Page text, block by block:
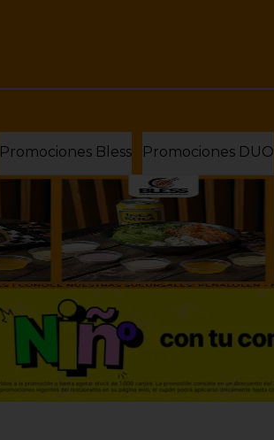
Promociones Bless Promociones DUO